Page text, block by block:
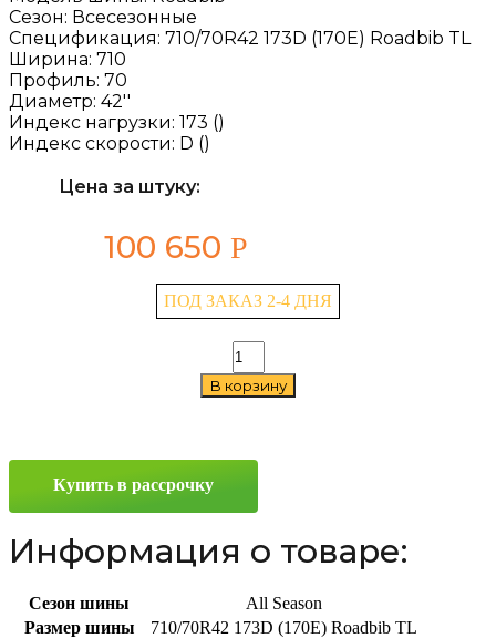
Сезон: Всесезонные
Спецификация: 710/70R42 173D (170E) Roadbib TL
Ширина: 710
Профиль: 70
Диаметр: 42''
Индекс нагрузки: 173 ()
Индекс скорости: D ()
Цена за штуку:
100 650 Р
ПОД ЗАКАЗ 2-4 ДНЯ
Количество
товара
Michelin
173D
В корзину
Купить в рассрочку
Информация о товаре:
Сезон шины
All Season
Размер шины
710/70R42 173D (170E) Roadbib TL